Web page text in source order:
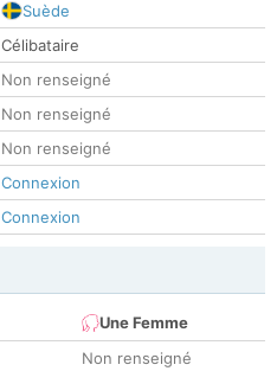
Suède
Célibataire
Non renseigné
Non renseigné
Non renseigné
Connexion
Connexion
Une Femme
Non renseigné